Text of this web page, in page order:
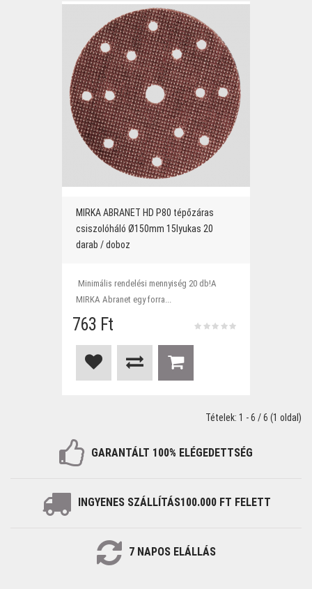
MIRKA ABRANET HD P80 tépőzáras
csiszolóháló Ø150mm 15lyukas 20
darab / doboz
Minimális rendelési mennyiség 20 db!A
MIRKA Abranet egy forra...
763 Ft
Tételek: 1 - 6 / 6 (1 oldal)
GARANTÁLT 100% ELÉGEDETTSÉG
INGYENES SZÁLLÍTÁS100.000 FT FELETT
7NAPOSELÁLLÁS